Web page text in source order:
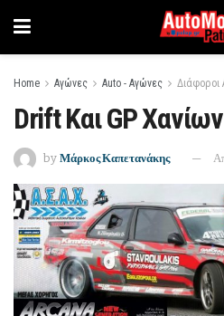
Home Αγώνες Auto - Αγώνες Διάφοροι
Drift Και GP Χανίων
by Μάρκος Καπετανάκης